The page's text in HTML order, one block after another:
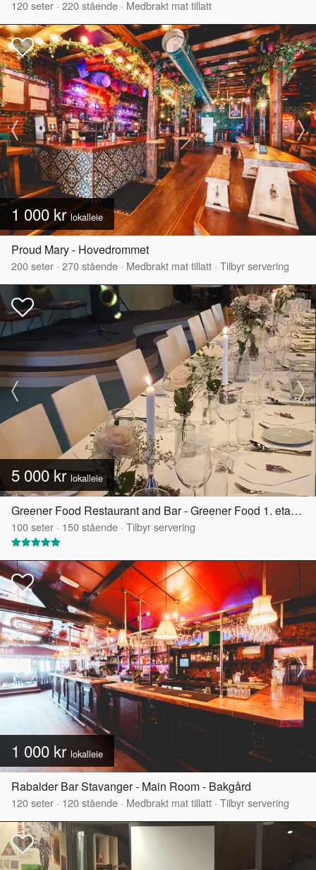
120seter · 220stående · Medbrakt mat tillatt
1 000 krlokalleie
Proud Mary - Hovedrommet
200seter · 270stående · Medbrakt mat tillatt · Tilbyr servering
5 000 krlokalleie
Greener Food Restaurant and Bar - Greener Food 1. etasje
100seter · 150stående · Tilbyr servering
1 000 kr lokalleie
Rabalder Bar Stavanger - Main Room - Bakgård
120seter · 120stående · Medbrakt mat tillatt · Tilbyr servering